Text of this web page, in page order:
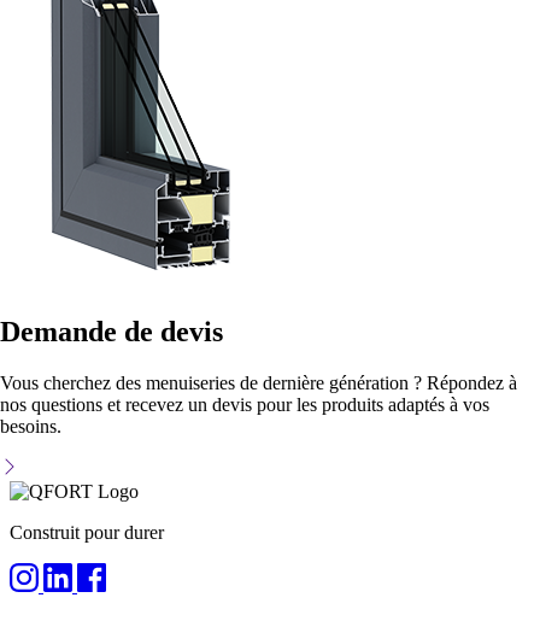
Demande de devis
Vous cherchez des menuiseries de dernière génération ? Répondez à
nos questions et recevez un devis pour les produits adaptés à vos
besoins.
Construit pour durer